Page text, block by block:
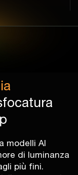
modelli AI
di luminanza
più fini.